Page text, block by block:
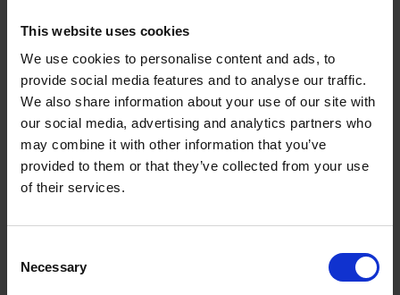
This website uses cookies
We use cookies to personalise content and ads, to
provide social media features and to analyse our traffic.
We also share information about your use of our site with
our social media, advertising and analytics partners who
may combine it with other information that you’ve
provided to them or that they’ve collected from your use
of their services.
Selection
Necessary
automatización en general.
Si la selección estándar de la serie no se ajusta
a los requisitos de su apli-cación, en Leine Linde
estaremos encantados de diseñar una solución
personalizada. Siempre de forma rentable y con
un breve plazo de entrega.
Datos técnicos
Vibration